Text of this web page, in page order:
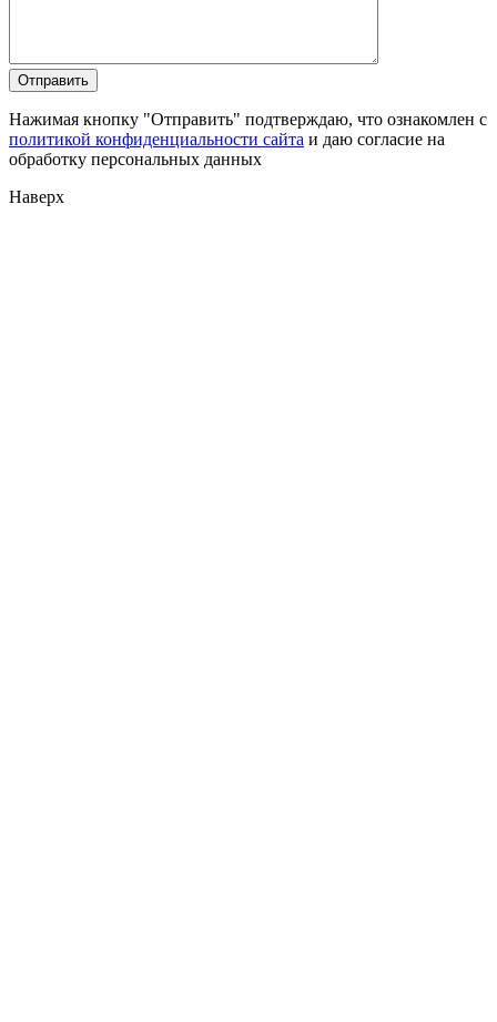
Нажимая кнопку "Отправить" подтверждаю, что ознакомлен с
политикой конфиденциальности сайта и даю согласие на
обработку персональных данных
Наверх